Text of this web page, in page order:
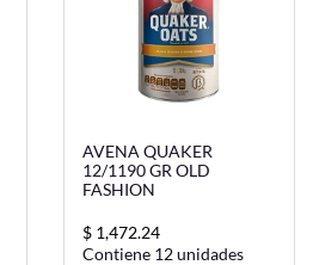
AVENA QUAKER
12/1190 GR OLD
FASHION
$ 1,472.24
Contiene 12 unidades